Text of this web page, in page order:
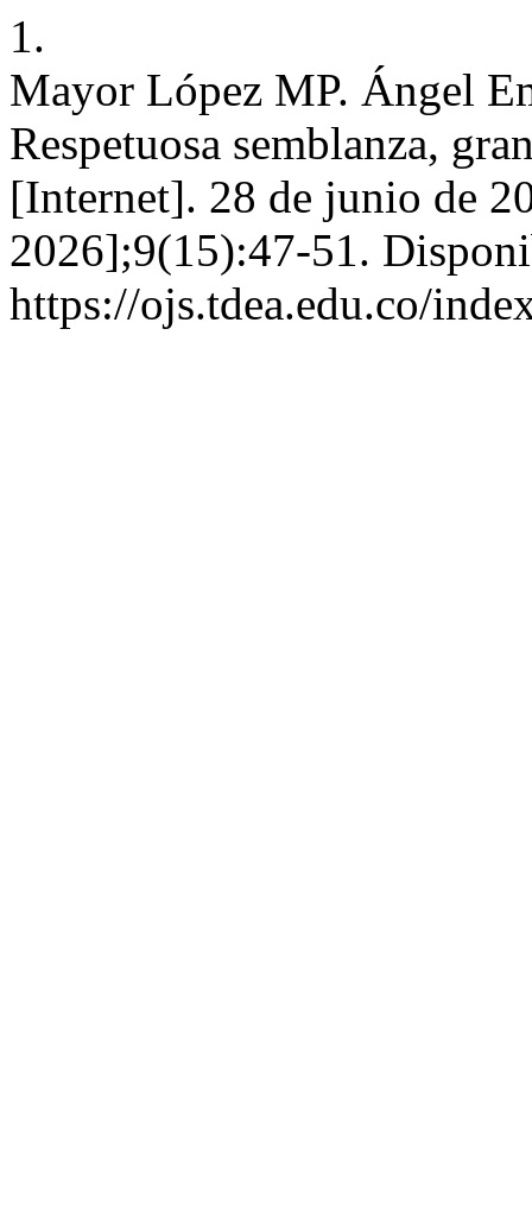
1.
Mayor López MP. Ángel
Respetuosa semblanza,
[Internet]. 28 de junio de
2026];9(15):47-51.
https://ojs.tdea.edu.co/